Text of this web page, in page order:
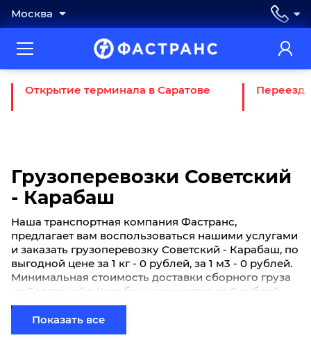
Москва
Открытие терминала в Саратове Переезд
Грузоперевозки Советский
- Карабаш
Наша транспортная компания Фастранс,
предлагает вам воспользоваться нашими услугами
и заказать грузоперевозку Советский - Карабаш, по
выгодной цене за 1 кг - 0 рублей, за 1 м3 - 0 рублей.
Минимальная стоимость доставки сборного груза
из Советский в Карабаш начинается от 0 рублей.
Если вы хотите отправить свой груз сборной
партией по готовому маршруту в Карабаш и у вас
возникли вопросы, свяжитесь с нашим
Показать все